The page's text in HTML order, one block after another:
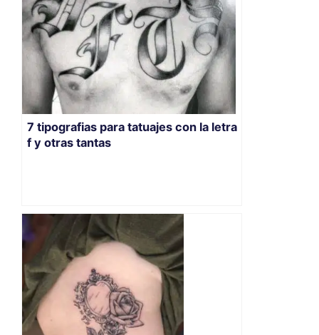
7 tipografias para tatuajes con la letra
f y otras tantas